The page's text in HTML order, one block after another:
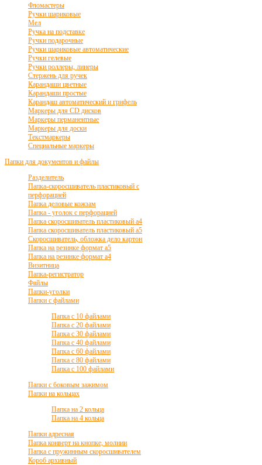
Фломастеры
Ручки шариковые
Мел
Ручка на подставке
Ручки подарочные
Ручки шариковые автоматические
Ручки гелевые
Ручки роллеры, линеры
Стержень для ручек
Карандаши цветные
Карандаши простые
Карандаш автоматический и грифель
Маркеры для CD дисков
Маркеры перманентные
Маркеры для доски
Текстмаркеры
Специальные маркеры
Папки для документов и файлы
Разделитель
Папка-скоросшиватель пластиковый с
перфорацией
Папка деловые кожзам
Папка - уголок с перфорацией
Папка скоросшиватель пластиковый а4
Папка скоросшиватель пластиковый а5
Скоросшиватель, обложка дело картон
Папка на резинке формат а5
Папка на резинке формат а4
Визитница
Папка-регистратор
Файлы
Папки-уголки
Папки с файлами
Папка с 10 файлами
Папка с 20 файлами
Папка с 30 файлами
Папка с 40 файлами
Папка с 60 файлами
Папка с 80 файлами
Папка с 100 файлами
Папки с боковым зажимом
Папки на кольцах
Папка на 2 кольца
Папка на 4 кольца
Папки адресная
Папка конверт на кнопке, молнии
Папка с пружинным скоросшивателем
Короб архивный